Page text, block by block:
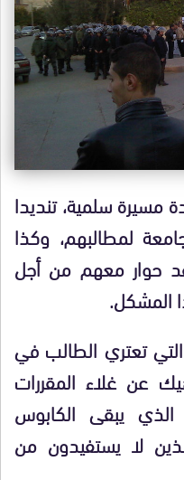
مسيرة سلمية، تنديدا
لمطالبهم، وكذا
حوار معهم من أجل
المشكل.
تعتري الطالب في
عن غلاء المقررات
يبقى الكابوس
لا يستفيدون من